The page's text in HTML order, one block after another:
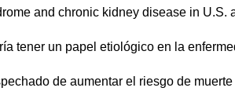
and chronic kidney disease in U.S.
tener un papel etiológico en la
de aumentar el riesgo de